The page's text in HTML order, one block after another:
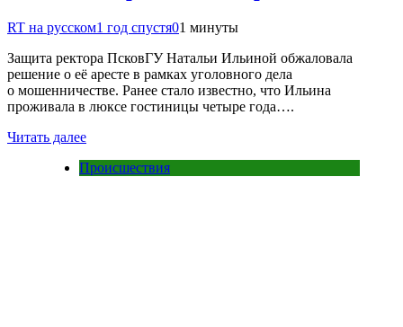
RT на русском1 год спустя01 минуты
Защита ректора ПсковГУ Натальи Ильиной обжаловала
решение о её аресте в рамках уголовного дела
о мошенничестве. Ранее стало известно, что Ильина
проживала в люксе гостиницы четыре года….
Читать далее
Происшествия